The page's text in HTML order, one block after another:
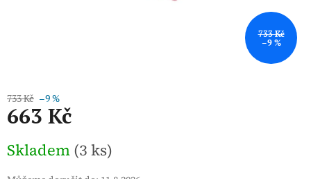
733 Kč
–9 %
733 Kč –9 %
663 Kč
cena:
Skladem (3 ks)